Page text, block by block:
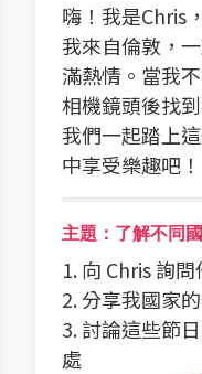
嗨！我是Chris
我來自倫敦，
滿熱情。當我
相機鏡頭後找
我們一起踏上
中享受樂趣吧！
主題：了解不同
1. 向 Chris 詢
2. 分享我國家
3. 討論這些節
處